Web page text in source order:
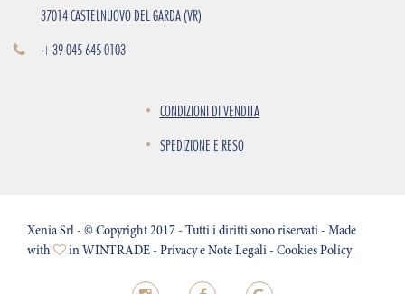
37014 CASTELNUOVO DEL GARDA (VR)
+39 045 645 0103
CONDIZIONI DI VENDITA
SPEDIZIONE E RESO
Xenia Srl - © Copyright 2017 - Tutti i diritti sono riservati - Made
with
in WINTRADE - Privacy e Note Legali - Cookies Policy